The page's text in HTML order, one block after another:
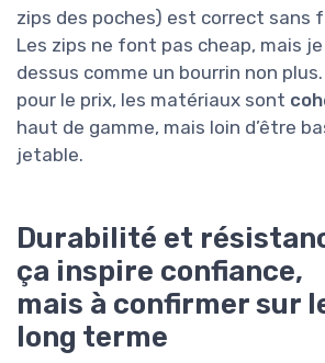
zips des poches) est correct sans
Les zips ne font pas cheap, mais
dessus comme un bourrin non
pour le prix, les matériaux sont
haut de gamme, mais loin d’être
jetable.
Durabilité et
ça inspire confiance,
mais à confirmer sur
long terme